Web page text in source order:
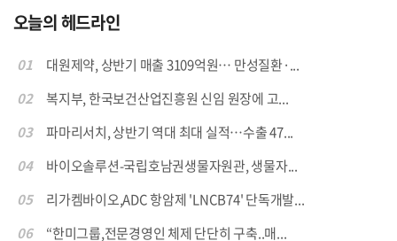
오늘의 헤드라인
01
대원제약, 상반기 매출 3109억원… 만성질환·...
02
복지부, 한국보건산업진흥원 신임 원장에 고...
03
파마리서치, 상반기 역대 최대 실적…수출 47...
04
바이오솔루션-국립호남권생물자원관, 생물자...
05
리가켐바이오,ADC 항암제 'LNCB74' 단독개발...
06
“한미그룹,전문경영인 체제 단단히 구축..매...